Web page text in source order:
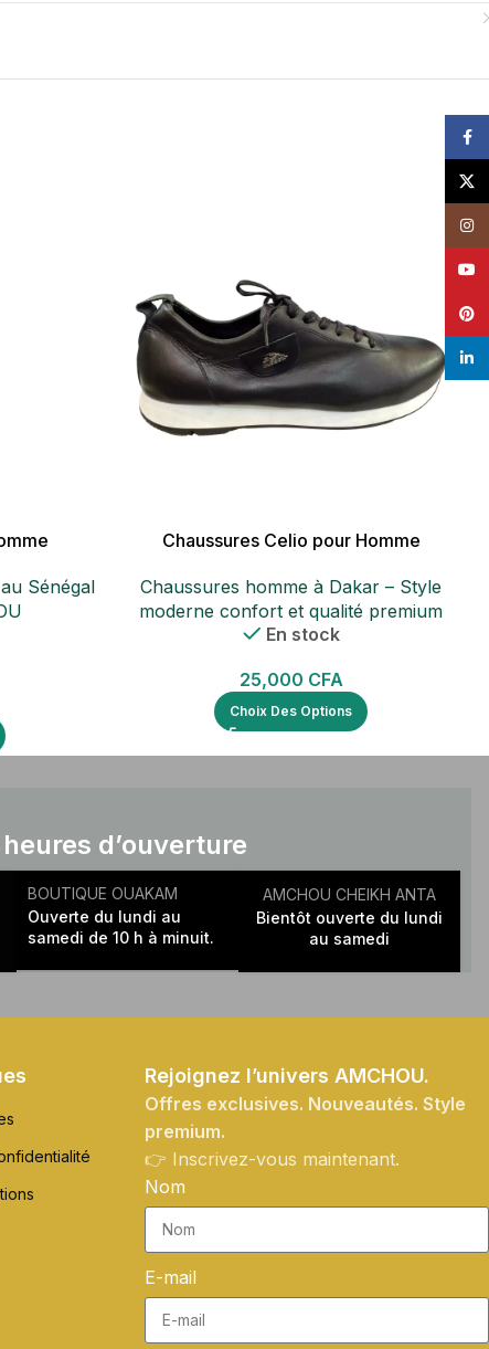
Pack de
6 jeans de
Sénégal
Chaussures Celio pour Homme
Chaussures homme à Dakar – Style
moderne confort et qualité premium
En stock
25,000 CFA
Choix Des Options
d’ouverture
BOUTIQUE OUAKAM
Ouverte du lundi au
samedi de 10 h à minuit.
AMCHOU CHEIKH ANTA
Bientôt ouverte du lundi
au samedi
Rejoignez l’univers AMCHOU.
Offres exclusives. Nouveautés. Style
premium.
👉 Inscrivez-vous maintenant.
Nom
E-mail